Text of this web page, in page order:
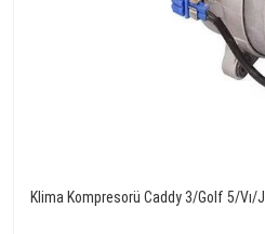
Klima Kompresorü Caddy 3/Golf 5/